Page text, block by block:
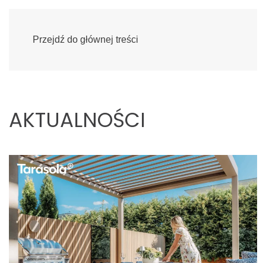
Przejdź do głównej treści
AKTUALNOŚCI